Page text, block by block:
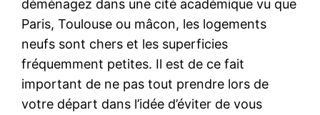
déménagez dans une cité académique vu que
Paris, Toulouse ou mâcon, les logements
neufs sont chers et les superficies
fréquemment petites. Il est de ce fait
important de ne pas tout prendre lors de
votre départ dans l’idée d’éviter de vous